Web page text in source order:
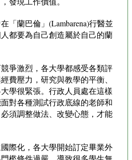
「蘭巴倫」(Lambarena)行醫並
都要為自己創造屬於自己的蘭
爭激烈，各大學都感受各類評
費壓力，研究與教學的平衡、
學很緊張。行政人員處在這樣
對各種測試行政底線的老師和
須調整做法、改變心態，才能
際化，各大學開始訂定畢業外